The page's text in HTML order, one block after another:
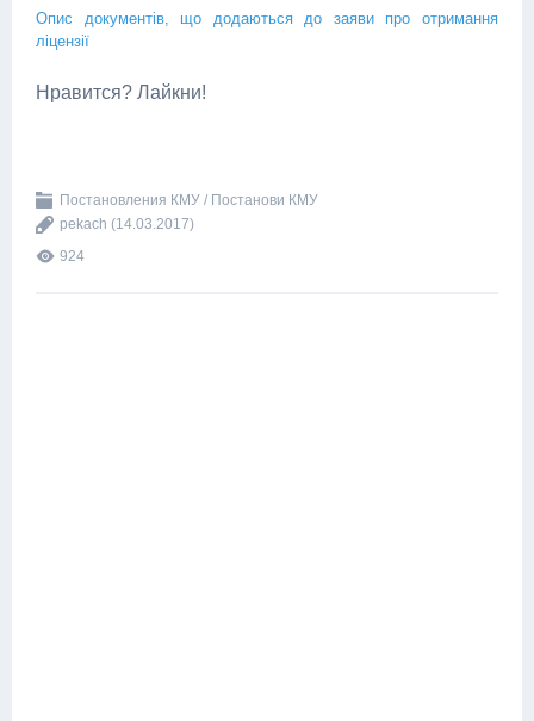
Опис документів, що додаються до заяви про отримання
ліцензії
Нравится? Лайкни!
Постановления КМУ / Постанови КМУ
pekach (14.03.2017)
924